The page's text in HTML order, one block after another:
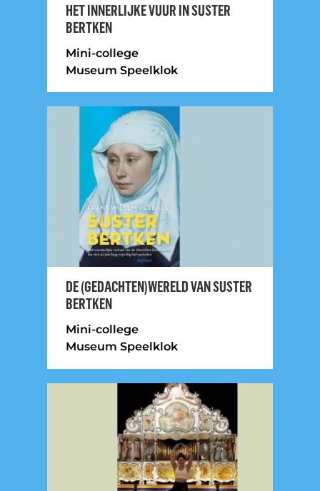
HET INNERLIJKE VUUR IN SUSTER
BERTKEN
Mini-college
Museum Speelklok
DE (GEDACHTEN)WERELD VAN SUSTER
BERTKEN
Mini-college
Museum Speelklok